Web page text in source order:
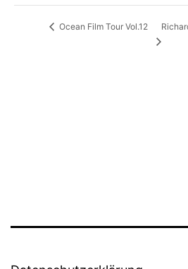
Ocean Film Tour Vol.12